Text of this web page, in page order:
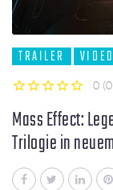
TRAILER
0 (
Mass Effect:
Trilogie in
FacebookTwitter